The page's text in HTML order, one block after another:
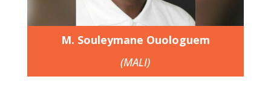
M. Souleymane Ouologuem
(MALI)